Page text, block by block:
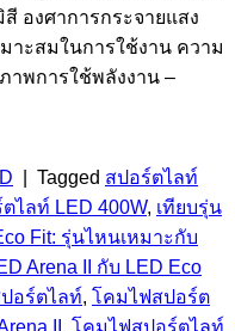
องศาการกระจายแสง
าะสมในการใช้งาน ความ
าพการใช้พลังงาน –
Tagged สปอร์ตไลท์
ไลท์ LED 400W, เทียบรุ่น
Fit: รุ่นไหนเหมาะกับ
Arena II กับ LED Eco
อร์ตไลท์, โคมไฟสปอร์ต
II , โคมไฟสปอร์ตไลท์